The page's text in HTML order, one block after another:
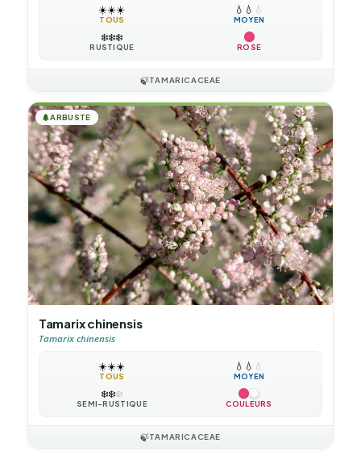
☀️☀️☀️
TOUS
💧 💧 💧
MOYEN
❄️❄️❄️
RUSTIQUE ROSE
🍃TAMARICACEAE
🌲ARBUSTE
Tamarix chinensis
Tamarix chinensis
☀️☀️☀️
TOUS
💧 💧 💧
MOYEN
❄️❄️❄️
SEMI-RUSTIQUE COULEURS
🍃TAMARICACEAE